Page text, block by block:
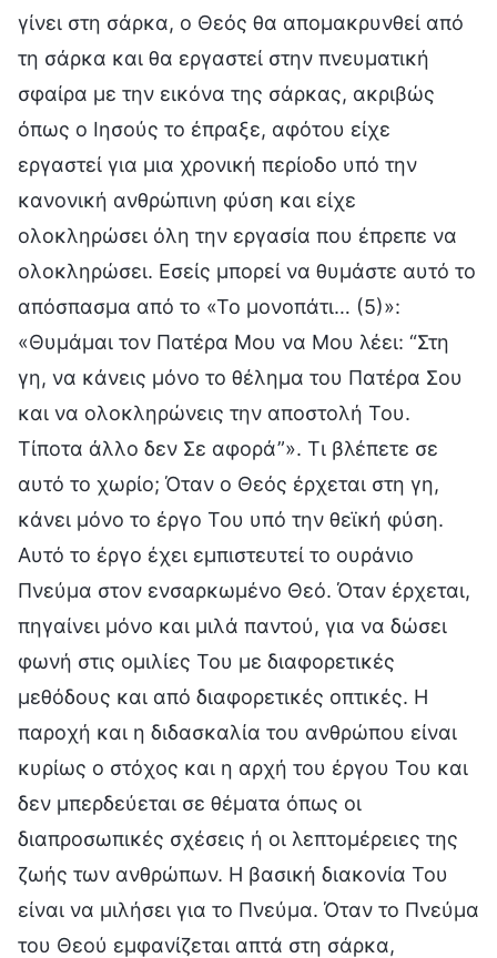
γίνει στη σάρκα, ο Θεός θα απομακρυνθεί από
τη σάρκα και θα εργαστεί στην πνευματική
σφαίρα με την εικόνα της σάρκας, ακριβώς
όπως ο Ιησούς το έπραξε, αφότου είχε
εργαστεί για μια χρονική περίοδο υπό την
κανονική ανθρώπινη φύση και είχε
ολοκληρώσει όλη την εργασία που έπρεπε να
ολοκληρώσει. Εσείς μπορεί να θυμάστε αυτό το
απόσπασμα από το «Το μονοπάτι… (5)»:
«Θυμάμαι τον Πατέρα Μου να Μου λέει: “Στη
γη, να κάνεις μόνο το θέλημα του Πατέρα Σου
και να ολοκληρώνεις την αποστολή Του.
Τίποτα άλλο δεν Σε αφορά”». Τι βλέπετε σε
αυτό το χωρίο; Όταν ο Θεός έρχεται στη γη,
κάνει μόνο το έργο Του υπό την θεϊκή φύση.
Αυτό το έργο έχει εμπιστευτεί το ουράνιο
Πνεύμα στον ενσαρκωμένο Θεό. Όταν έρχεται,
πηγαίνει μόνο και μιλά παντού, για να δώσει
φωνή στις ομιλίες Του με διαφορετικές
μεθόδους και από διαφορετικές οπτικές. Η
παροχή και η διδασκαλία του ανθρώπου είναι
κυρίως ο στόχος και η αρχή του έργου Του και
δεν μπερδεύεται σε θέματα όπως οι
διαπροσωπικές σχέσεις ή οι λεπτομέρειες της
ζωής των ανθρώπων. Η βασική διακονία Του
είναι να μιλήσει για το Πνεύμα. Όταν το Πνεύμα
του Θεού εμφανίζεται απτά στη σάρκα,